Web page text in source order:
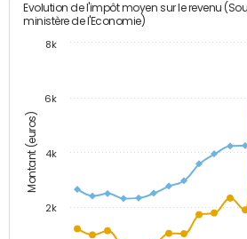
Montant (euros)
Evolution de l'impôt moyen sur le revenu
ministère de l'Economie)
2k
4k
6k
8k